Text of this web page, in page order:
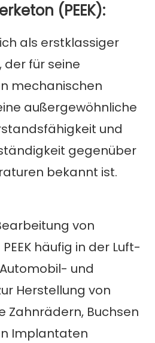
(PEEK):
als erstklassiger
für seine
mechanischen
außergewöhnliche
und
gegenüber
bekannt ist.
von
häufig in der Luft-
und
Herstellung von
Zahnrädern, Buchsen
Implantaten